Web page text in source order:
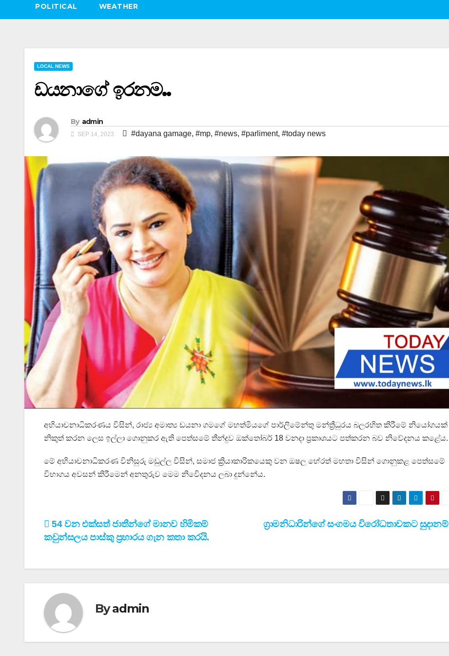
POLITICAL WEATHER
LOCAL NEWS
ඩයනාගේ ඉරනම..
By admin
SEP 14, 2023 #dayana gamage, #mp, #news, #parliment, #today news
අභියාචනාධිකරණය විසින්, රාජ්‍ය අමාත්‍ය ඩයනා ගමගේ මහත්මියගේ පාර්ලිමේන්තු මන්ත්‍රීධුරය බලරහිත කිරීමේ නියෝගයක්
නිකුත් කරන ලෙස ඉල්ලා ගොනුකර ඇති පෙත්සමේ තීන්දුව ඔක්තෝබර් 18 වනදා ප්‍රකාශයට පත්කරන බව නිවේදනය කළේය.
මේ අභියාචනාධිකරණ විනිසුරු මඩුල්ල විසින්, සමාජ ක්‍රියාකාරිකයෙකු වන ඔෂල හේරත් මහතා විසින් ගොනුකළ පෙත්සමේ
විභාගය අවසන් කිරීමෙන් අනතුරුව මෙම නිවෙිදනය ලබා දුන්නේය.
Post
navigation
ග්‍රාමනිධාරින්ගේ සංගමය විරෝධතාවකට සුදානම්
54 වන එක්සත් ජාතීන්ගේ මානව හිමිකම්
කවුන්සලය පාස්කු ප්‍රහාරය ගැන කතා කරයි.
Byadmin